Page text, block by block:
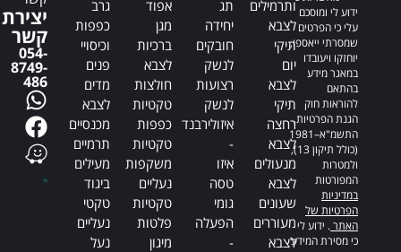
ידוע לי ומוסכם
עלי כי הפרטים
שמסרתי ייאספו,
יוחזקו ויעובדו
במאגר מידע
בהתאם
להוראות חוק
הגנת הפרטיות,
התשמ"א–1981
(כולל תיקון 13),
ולמטרות
המפורטות
במדיניות
הפרטיות של
האתר. ידוע לי
כי מסירת המידע
ותרמילים
לצבא
תיקי
יום
לצבא
תיקי
רחצה
לצבא
מנעולים
לצבא
שעונים
מעוררים
לצבא
תג
יחידה
חובקים
לנשק
רצועות
לנשק
איזולירבנד
-
איזו
טסה
גומי
הפעלה
-
אפוד
מגן
ברכיות
לצבא
חולצות
טקטיות
כפפות
טקטיות
משקפות
נעליים
טקטיות
פלטות
מיגון
גרב
כפפות
וכיסויי
פנים
מדים
לצבא
מכנסיים
תרמיים
מעילים
ביגוד
טקטי
נעליים
נעל
יצירת
קשר
054-
8749-
486